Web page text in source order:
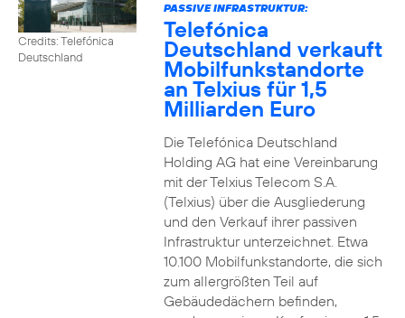
Credits: Telefónica
Deutschland
PASSIVE INFRASTRUKTUR:
Telefónica
Deutschland verkauft
Mobilfunkstandorte
an Telxius für 1,5
Milliarden Euro
Die Telefónica Deutschland
Holding AG hat eine Vereinbarung
mit der Telxius Telecom S.A.
(Telxius) über die Ausgliederung
und den Verkauf ihrer passiven
Infrastruktur unterzeichnet. Etwa
10.100 Mobilfunkstandorte, die sich
zum allergrößten Teil auf
Gebäudedächern befinden,